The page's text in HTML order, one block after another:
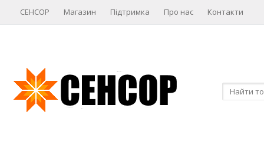
СЕНСОР Магазин Підтримка Про нас Контакти